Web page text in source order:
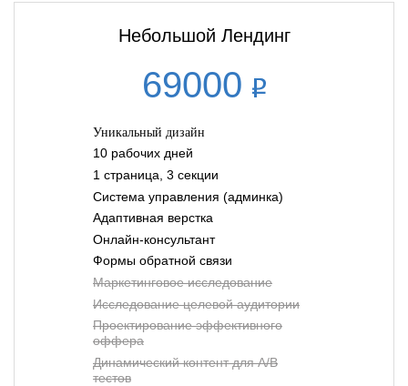
Небольшой Лендинг
69000
Уникальный дизайн
10 рабочих дней
1 страница, 3 секции
Система управления (админка)
Адаптивная верстка
Онлайн-консультант
Формы обратной связи
Маркетинговое исследование
Исследование целевой аудитории
Проектирование эффективного
оффера
Динамический контент для A/B
тестов